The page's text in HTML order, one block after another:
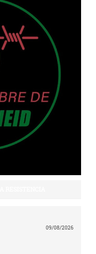
09/08/2026